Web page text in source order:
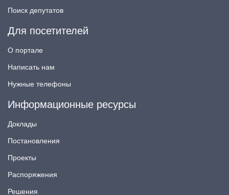
Поиск депутатов
Для посетителей
О портале
Написать нам
Нужные телефоны
Информационные ресурсы
Доклады
Постановления
Проекты
Распоряжения
Решения